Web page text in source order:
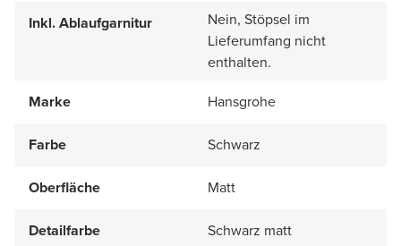
Inkl. Ablaufgarnitur
Nein, Stöpsel im
Lieferumfang nicht
enthalten.
Marke
Hansgrohe
Farbe Schwarz
Oberfläche Matt
Detailfarbe Schwarz matt